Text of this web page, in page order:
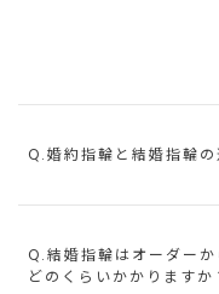
Q.婚約指輪と結婚指輪
Q.結婚指輪はオーダー
どのくらいかかりますか